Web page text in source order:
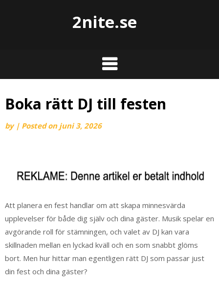
2nite.se
Boka rätt DJ till festen
by | Posted on juni 3, 2026
Att planera en fest handlar om att skapa minnesvärda
upplevelser för både dig själv och dina gäster. Musik spelar en
avgörande roll för stämningen, och valet av DJ kan vara
skillnaden mellan en lyckad kväll och en som snabbt glöms
bort. Men hur hittar man egentligen rätt DJ som passar just
din fest och dina gäster?